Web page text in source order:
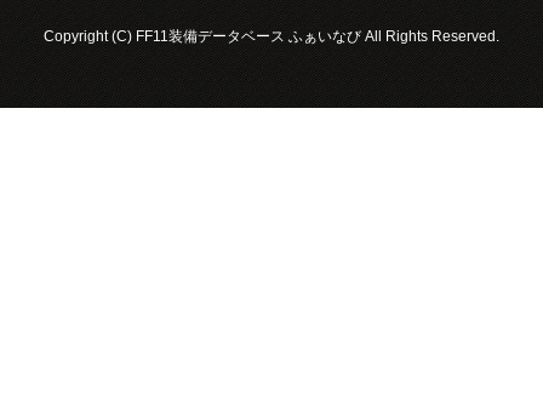
Copyright (C) FF11装備データベース ふぁいなび All Rights Reserved.